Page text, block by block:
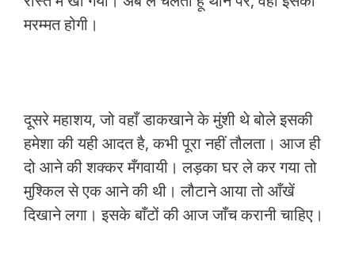
मरम्मत होगी।
दूसरे महाशय, जो वहाँ डाकखाने के मुंशी थे बोले इसकी
हमेशा की यही आदत है, कभी पूरा नहीं तौलता। आज ही
दो आने की शक्कर मँगवायी। लड़का घर ले कर गया तो
मुश्किल से एक आने की थी। लौटाने आया तो आँखें
दिखाने लगा। इसके बाँटों की आज जाँच करानी चाहिए।